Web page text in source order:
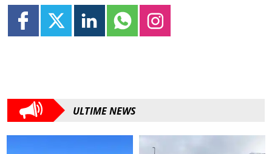
ULTIME NEWS